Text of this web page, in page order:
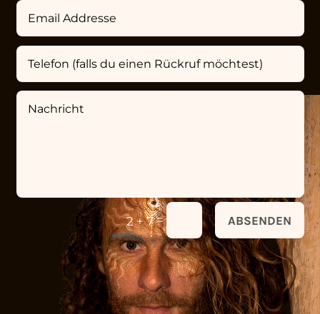
2 + 7= ABSENDEN